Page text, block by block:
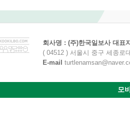
회사명 : (주)한국일보사 대표
( 04512 ) 서울시 중구 세종로
E-mail
모